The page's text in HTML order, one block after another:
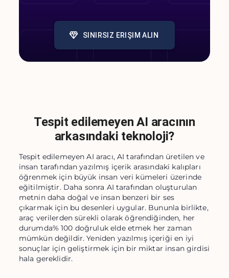
SINIRSIZ ERIŞIM ALIN
Tespit edilemeyen AI aracının
arkasındaki teknoloji?
Tespit edilemeyen AI aracı, AI tarafından üretilen ve
insan tarafından yazılmış içerik arasındaki kalıpları
öğrenmek için büyük insan veri kümeleri üzerinde
eğitilmiştir. Daha sonra AI tarafından oluşturulan
metnin daha doğal ve insan benzeri bir ses
çıkarmak için bu desenleri uygular. Bununla birlikte,
araç verilerden sürekli olarak öğrendiğinden, her
durumda% 100 doğruluk elde etmek her zaman
mümkün değildir. Yeniden yazılmış içeriği en iyi
sonuçlar için geliştirmek için bir miktar insan girdisi
hala gereklidir.